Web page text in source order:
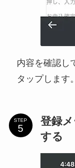
内容を確認し
タップします。
STEP
登録
する